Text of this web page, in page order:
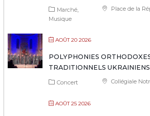
Place de la
Marché
Musique
AOÛT 20 2026
POLYPHONIES
TRADITIONNELS UKRAINIENS
Collégiale
Concert
AOÛT 25 2026